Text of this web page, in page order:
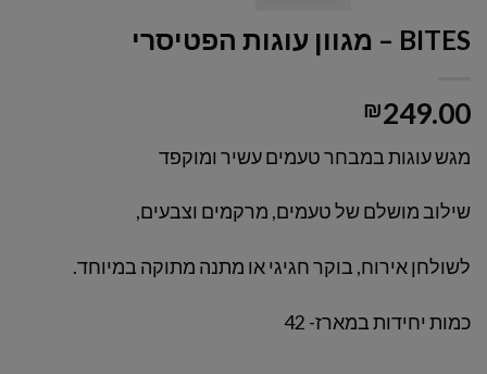
BITES – מגוון עוגות הפטיסרי
₪249.00
מגש עוגות במבחר טעמים עשיר ומוקפד
שילוב מושלם של טעמים, מרקמים וצבעים,
לשולחן אירוח, בוקר חגיגי או מתנה מתוקה במיוחד.
כמות יחידות במארז- 42